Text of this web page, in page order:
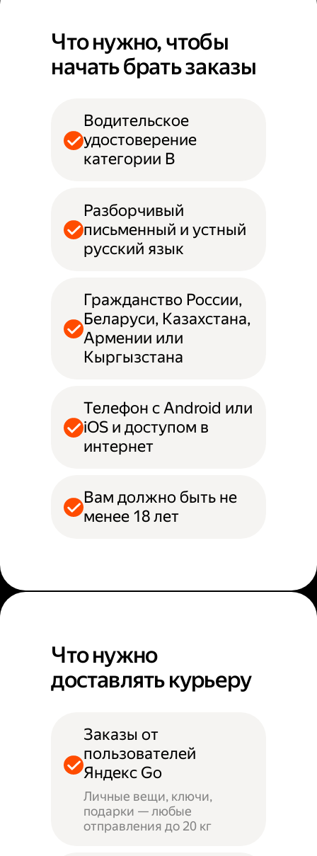
Что нужно, чтобы
начать брать заказы
Водительское
удостоверение
категории B
Разборчивый
письменный и устный
русский язык
Гражданство России,
Беларуси, Казахстана,
Армении или
Кыргызстана
Телефон с Android или
iOS и доступом в
интернет
Вам должно быть не
менее 18 лет
Что нужно
доставлять курьеру
Заказы от
пользователей
Яндекс Go
Личные вещи, ключи,
подарки — любые
отправления до 20 кг